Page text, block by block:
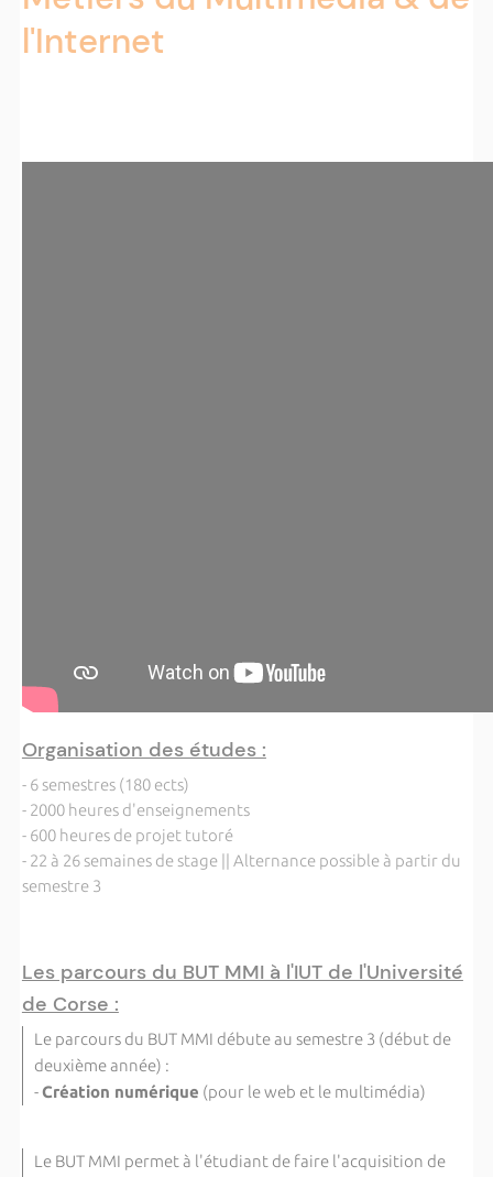
l'Internet
Organisation des études :
- 6 semestres (180 ects)
- 2000 heures d'enseignements
- 600 heures de projet tutoré
- 22 à 26 semaines de stage || Alternance possible à partir du
semestre 3
Les parcours du BUT MMI à l'IUT de l'Université
de Corse :
Le parcours du BUT MMI débute au semestre 3 (début de
deuxième année) :
-Création numérique (pour le web et le multimédia)
Le BUT MMI permet à l'étudiant de faire l'acquisition de